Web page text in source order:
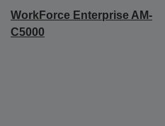
WorkForce Enterprise​ AM-
C5000​